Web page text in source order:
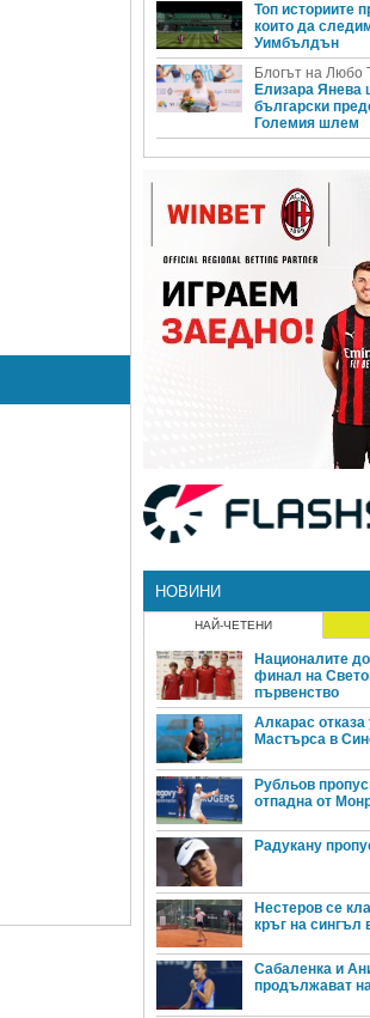
Топ историите
които да
Уимбълдън
Блогът на Любо
Елизара Янева
български
Големия шлем
НОВИНИ
НАЙ-ЧЕТЕНИ
Националите
финал на
първенство
Алкарас отказа
Мастърса в
Рубльов
отпадна от
Радукану
Нестеров се
кръг на сингъл
Сабаленка и
продължават